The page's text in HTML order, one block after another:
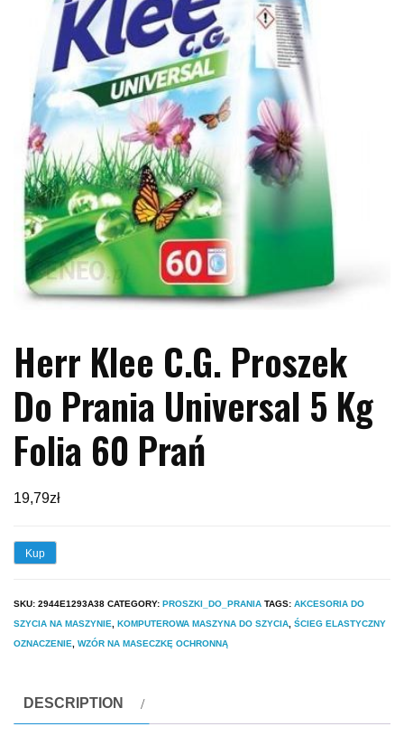
Herr Klee C.G. Proszek
Do Prania Universal 5 Kg
Folia 60 Prań
19,79zł
Kup
SKU: 2944E1293A38 CATEGORY: PROSZKI_DO_PRANIA TAGS: AKCESORIA DO
SZYCIA NA MASZYNIE
KOMPUTEROWA MASZYNA DO SZYCIA ŚCIEG ELASTYCZNY
OZNACZENIE
WZÓR NA MASECZKĘ OCHRONNĄ
DESCRIPTION